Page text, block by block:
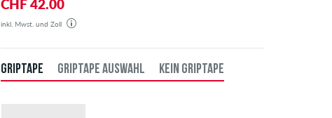
CHF 42.00
inkl. Mwst. und Zoll
Deine Bestellung wird aus unserem Lager in Deutschland verschickt. Alle Steuern und Zölle sind in dem
GRIPTAPE GRIPTAPE AUSWAHL KEIN GRIPTAPE